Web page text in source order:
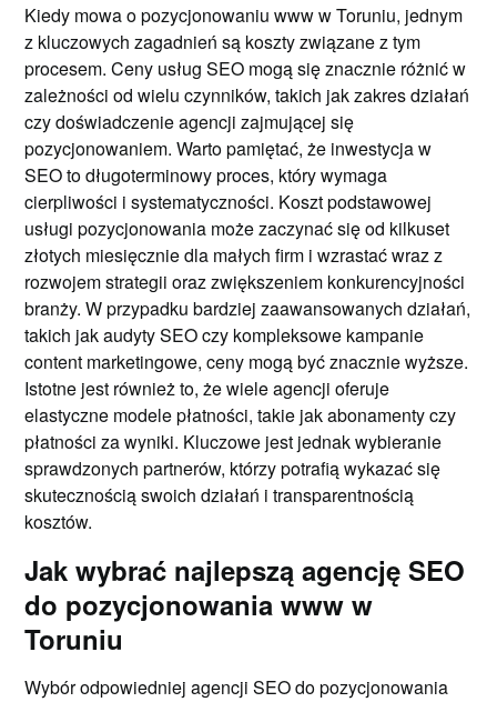
Kiedy mowa o pozycjonowaniu www w Toruniu, jednym
z kluczowych zagadnień są koszty związane z tym
procesem. Ceny usług SEO mogą się znacznie różnić w
zależności od wielu czynników, takich jak zakres działań
czy doświadczenie agencji zajmującej się
pozycjonowaniem. Warto pamiętać, że inwestycja w
SEO to długoterminowy proces, który wymaga
cierpliwości i systematyczności. Koszt podstawowej
usługi pozycjonowania może zaczynać się od kilkuset
złotych miesięcznie dla małych firm i wzrastać wraz z
rozwojem strategii oraz zwiększeniem konkurencyjności
branży. W przypadku bardziej zaawansowanych działań,
takich jak audyty SEO czy kompleksowe kampanie
content marketingowe, ceny mogą być znacznie wyższe.
Istotne jest również to, że wiele agencji oferuje
elastyczne modele płatności, takie jak abonamenty czy
płatności za wyniki. Kluczowe jest jednak wybieranie
sprawdzonych partnerów, którzy potrafią wykazać się
skutecznością swoich działań i transparentnością
kosztów.
Jak wybrać najlepszą agencję SEO
do pozycjonowania www w
Toruniu
Wybór odpowiedniej agencji SEO do pozycjonowania